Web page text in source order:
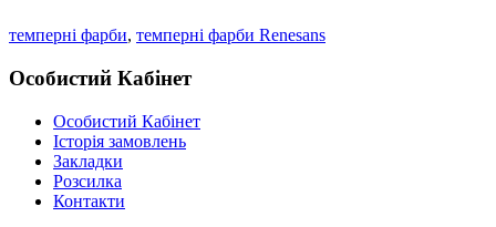
темперні фарби, темперні фарби Renesans
Особистий Кабінет
Особистий Кабінет
Історія замовлень
Закладки
Розсилка
Контакти